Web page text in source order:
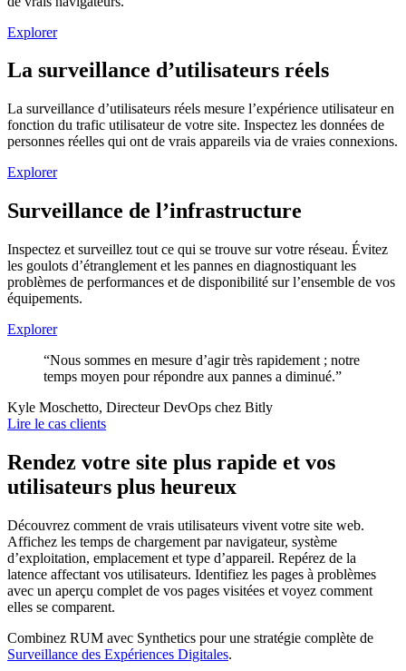
Explorer
La surveillance d’utilisateurs réels
La surveillance d’utilisateurs réels mesure l’expérience utilisateur en
fonction du trafic utilisateur de votre site. Inspectez les données de
personnes réelles qui ont de vrais appareils via de vraies connexions.
Explorer
Surveillance de l’infrastructure
Inspectez et surveillez tout ce qui se trouve sur votre réseau. Évitez
les goulots d’étranglement et les pannes en diagnostiquant les
problèmes de performances et de disponibilité sur l’ensemble de vos
équipements.
Explorer
“Nous sommes en mesure d’agir très rapidement ; notre
temps moyen pour répondre aux pannes a diminué.”
Kyle Moschetto, Directeur DevOps chez Bitly
Lire le cas clients
Rendez votre site plus rapide et vos
utilisateurs plus heureux
Découvrez comment de vrais utilisateurs vivent votre site web.
Affichez les temps de chargement par navigateur, système
d’exploitation, emplacement et type d’appareil. Repérez de la
latence affectant vos utilisateurs. Identifiez les pages à problèmes
avec un aperçu complet de vos pages visitées et voyez comment
elles se comparent.
Combinez RUM avec Synthetics pour une stratégie complète de
Surveillance des Expériences Digitales.